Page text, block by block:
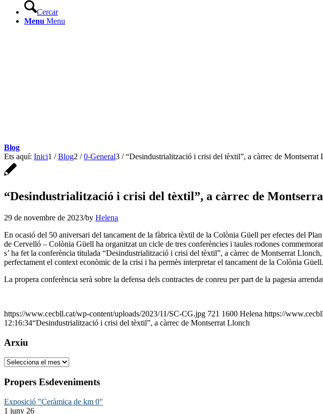
Cercar
Menu Menu
Blog
Ets aquí: Inici1 / Blog2 / 0-General3 / “Desindustrialització i crisi del tèxtil”, a càrrec de Montserrat
“Desindustrialització i crisi del tèxtil”, a càrrec de
29 de novembre de 2023/by Helena
En ocasió del 50 aniversari del tancament de la fàbrica tèxtil de la Colònia Güell per efectes del
de Cervelló – Colònia Güell ha organitzat un cicle de tres conferències i taules rodones
s’ ha fet la conferència titulada “Desindustrialització i crisi del tèxtil”, a càrrec de Montserrat
perfectament el context econòmic de la crisi i ha permès interpretar el tancament de la Colònia Güell.
La propera conferència serà sobre la defensa dels contractes de conreu per part de la pagesia
https://www.cecbll.cat/wp-content/uploads/2023/11/SC-CG.jpg 721 1600 Helena https://
12:16:34“Desindustrialització i crisi del tèxtil”, a càrrec de Montserrat Llonch
Arxiu
Arxiu
Propers Esdeveniments
Exposició "Ceràmica de km 0"
1 juny 26